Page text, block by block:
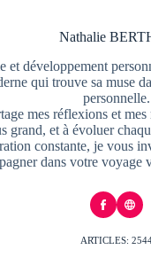
Nathalie
et développement
qui trouve sa muse
personnelle.
mes réflexions et
grand, et à évoluer
constante, je vous
dans votre voyage
ARTICLES: